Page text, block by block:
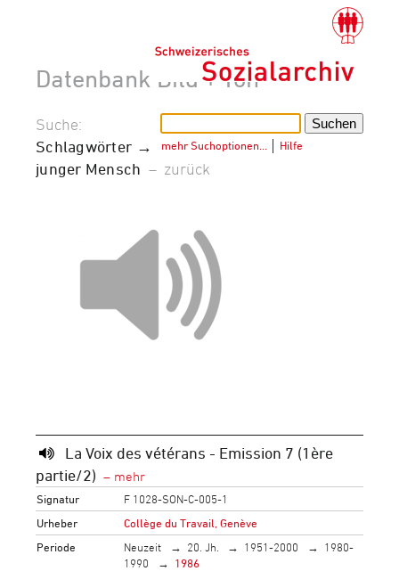
Datenbank Bild + Ton
mehr Suchoptionen… Hilfe
Suche:
Schlagwörter →
junger Mensch – zurück
La Voix des vétérans - Emission 7 (1ère
partie/2)
Signatur
F 1028-SON-C-005-1
Urheber
Collège du Travail, Genève
Periode
Neuzeit 20. Jh. 1951-2000
1980-
1990
1986